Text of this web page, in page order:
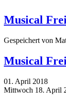
Musical
Gespeichert von
Musical
01. April 2018
Mittwoch 18. April